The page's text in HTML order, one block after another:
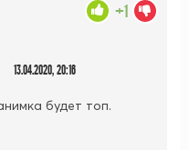
13.04.2020, 20:16
будет топ.
+1